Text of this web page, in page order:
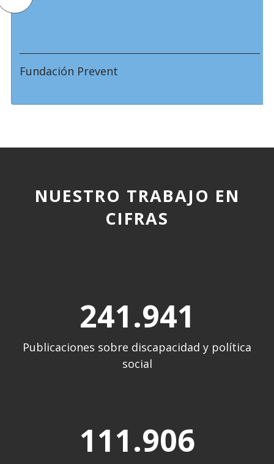
Fundación Prevent
NUESTRO TRABAJO EN
CIFRAS
241.944
Publicaciones sobre discapacidad y política
social
111.909